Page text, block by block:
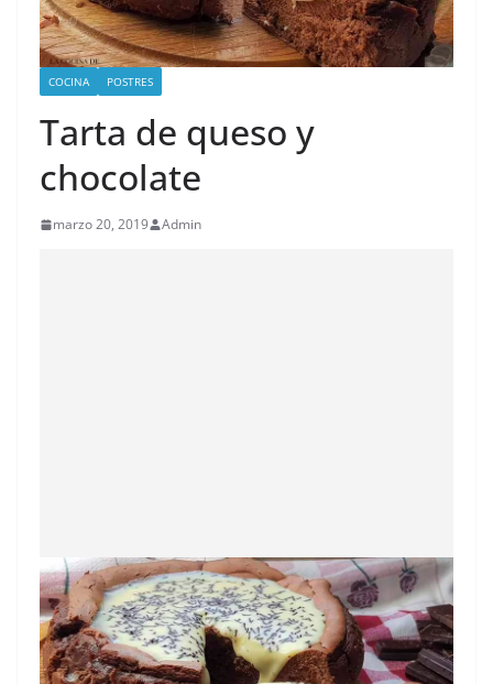
COCINA POSTRES
Tarta de queso y
chocolate
marzo 20, 2019 Admin